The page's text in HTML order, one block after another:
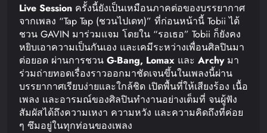
Live Session ครั้งนี้ยังเป็นเหมือนภาคต่อของบรรยากาศ
จากเพลง “Tap Tap (ชวนไปเดท)” ที่ก่อนหน้านี้ Tobii ได้
ชวน GAVIN มาร่วมแจม โดยใน “รอเธอ” Tobii ก็ยังคง
หยิบเอาความเป็นกันเอง และเคมีระหว่างเพื่อนศิลปินมา
ต่อยอด ผ่านการชวน G-Bang, Lomax และ Archyมา
ร่วมถ่ายทอดเรื่องราวออกมาชัดเจนขึ้นในเพลงนี้ผ่าน
บรรยากาศเรียบง่ายและใกล้ชิด เปิดพื้นที่ให้เสียงร้อง เนื้อ
เพลง และอารมณ์ของศิลปินทำงานอย่างเต็มที่ จนผู้ฟัง
สัมผัสได้ถึงความเหงา ความหวัง และความคิดถึงที่ค่อย
ๆ ซึมอยู่ในทุกท่อนของเพลง